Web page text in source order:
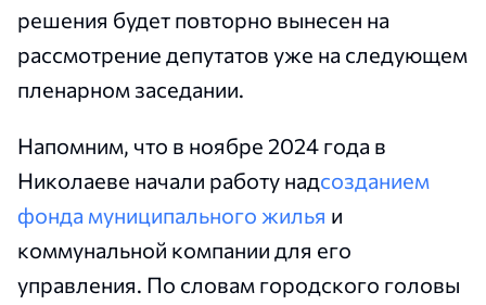
решения будет повторно вынесен на
рассмотрение депутатов уже на следующем
пленарном заседании.
Напомним, что в ноябре 2024 года в
Николаеве начали работу надсозданием
фонда муниципального жилья и
коммунальной компании для его
управления. По словам городского головы